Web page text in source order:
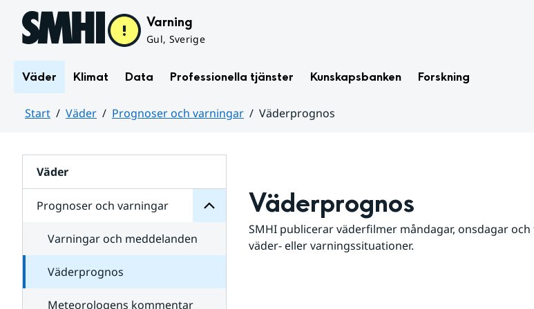
Hoppa till sidans innehåll Varning
Gul, Sverige
Väder Klimat Data Professionella tjänster Kunskapsbanken Forskning
Start Väder Prognoser och varningar
Väderprognos
Väder
Prognoser och varningar
för
varningar
Varningar och meddelanden
Väderprognos
Meteorologens kommentar
Väderprognos
SMHI publicerar väderfilmer måndagar, onsdagar och
väder- eller varningssituationer.